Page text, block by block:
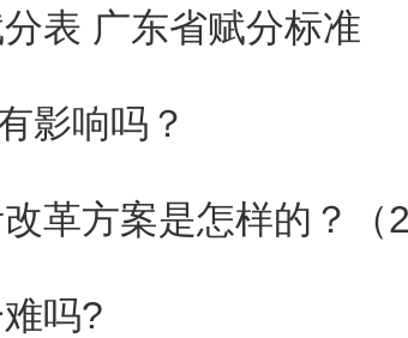
所占比例原则上不低
本批次的省份，文化线
表 广东省赋分标准
影响吗？
吗?